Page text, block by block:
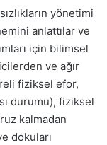
yönetimi
anlattılar ve
için bilimsel
ve ağır
fiziksel efor,
durumu), fiziksel
kalmadan
dokuları